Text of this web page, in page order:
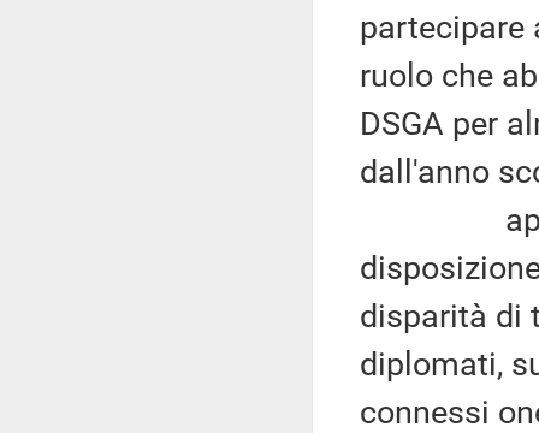
partecipare
ruolo che
DSGA per
dall'anno
appare
disparità di
diplomati,
connessi